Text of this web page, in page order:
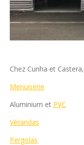
Chez Cunha et
Menuiserie
Aluminium et PVC
Vérandas
Pergolas